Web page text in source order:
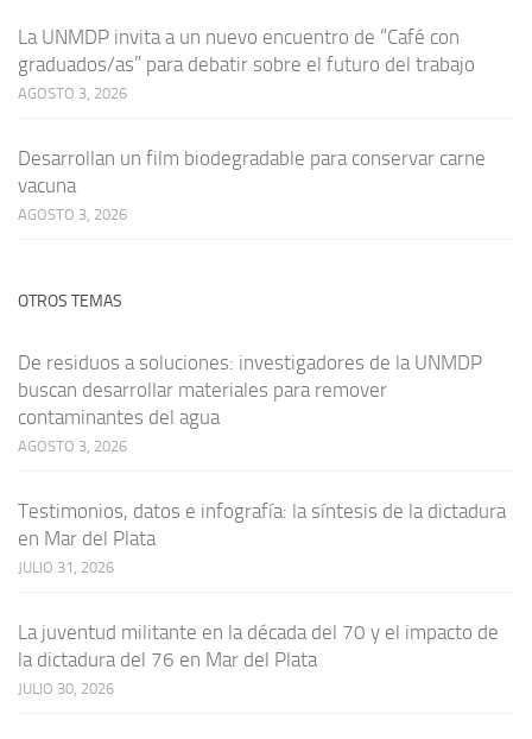
La UNMDP invita a un nuevo encuentro de “Café con
graduados/as” para debatir sobre el futuro del trabajo
AGOSTO 3, 2026
Desarrollan un film biodegradable para conservar carne
vacuna
AGOSTO 3, 2026
OTROS TEMAS
De residuos a soluciones: investigadores de la UNMDP
buscan desarrollar materiales para remover
contaminantes del agua
AGOSTO 3, 2026
Testimonios, datos e infografía: la síntesis de la dictadura
en Mar del Plata
JULIO 31, 2026
La juventud militante en la década del 70 y el impacto de
la dictadura del 76 en Mar del Plata
JULIO 30, 2026